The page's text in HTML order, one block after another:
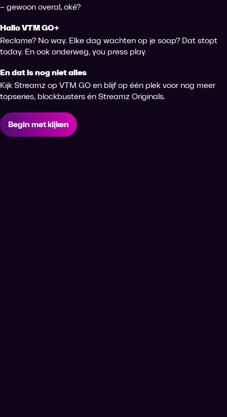
– gewoon overal, oké?
Hallo VTM GO+
Reclame? No way. Elke dag wachten op je soap? Dat stopt
today. En ook onderweg, you press play.
En dat is nog niet alles
Kijk Streamz op VTM GO en blijf op één plek voor nog meer
topseries, blockbusters én Streamz Originals.
Begin met kijken